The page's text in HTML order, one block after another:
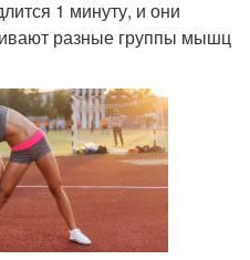
1 минуту, и они
разные группы мышц